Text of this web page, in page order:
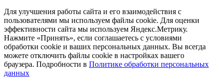
Для улучшения работы сайта и его взаимодействия с
пользователями мы используем файлы cookie. Для оценки
эффективности сайта мы используем Яндекс.Метрику.
Нажмите «Принять», если соглашаетесь с условиями
обработки cookie и ваших персональных данных. Вы всегда
можете отключить файлы cookie в настройках вашего
браузера. Подробности в Политике обработки персональных
данных